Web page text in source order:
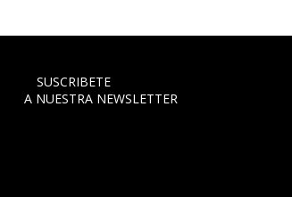
SUSCRIBETE
A NUESTRA NEWSLETTER